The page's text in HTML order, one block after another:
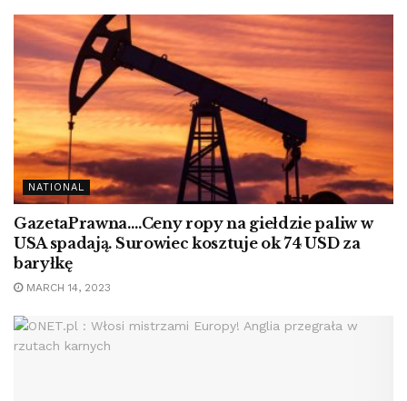
NATIONAL
GazetaPrawna….Ceny ropy na giełdzie paliw w
USA spadają. Surowiec kosztuje ok 74 USD za
baryłkę
MARCH 14, 2023